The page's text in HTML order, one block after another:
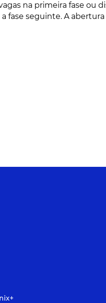
na primeira fase ou
fase seguinte. A